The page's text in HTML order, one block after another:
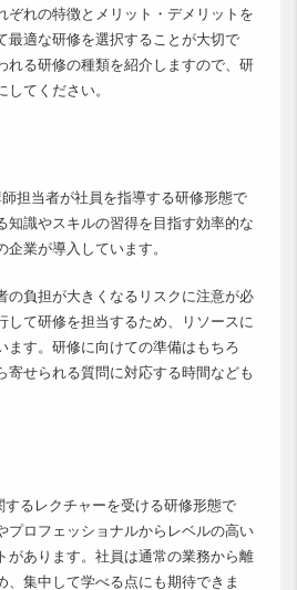
ぞれの特徴とメリット・デメリットを
最適な研修を選択することが大切で
れる研修の種類を紹介しますので、研
てください。
担当者が社員を指導する研修形態で
知識やスキルの習得を目指す効率的な
業が導入しています。
の負担が大きくなるリスクに注意が必
して研修を担当するため、リソースに
ます。研修に向けての準備はもちろ
寄せられる質問に対応する時間なども
するレクチャーを受ける研修形態で
プロフェッショナルからレベルの高い
があります。社員は通常の業務から離
、集中して学べる点にも期待できま